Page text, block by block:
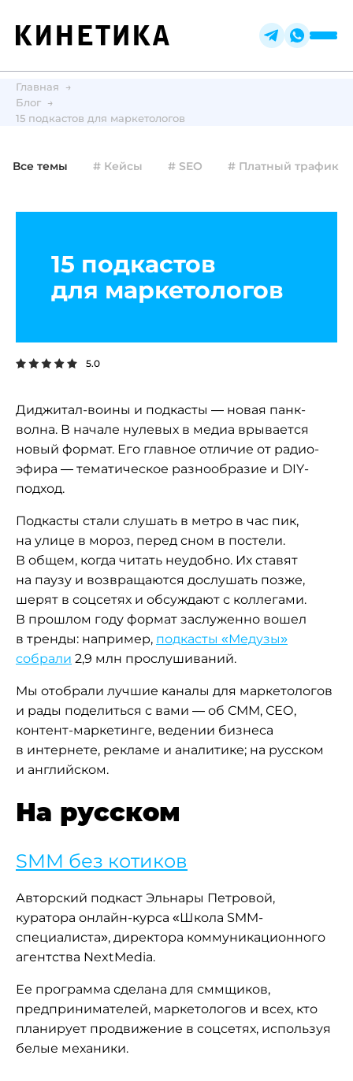
Главная
Блог
15 подкастов для маркетологов
Все темы # Кейсы # SEO # Платный трафик
15 подкастов
для маркетологов
5.0
Диджитал-воины и подкасты — новая панк-
волна. В начале нулевых в медиа врывается
новый формат. Его главное отличие от радио-
эфира — тематическое разнообразие и DIY-
подход.
Подкасты стали слушать в метро в час пик,
на улице в мороз, перед сном в постели.
В общем, когда читать неудобно. Их ставят
на паузу и возвращаются дослушать позже,
шерят в соцсетях и обсуждают с коллегами.
В прошлом году формат заслуженно вошел
в тренды: например, подкасты «Медузы»
собрали 2,9 млн прослушиваний.
Мы отобрали лучшие каналы для маркетологов
и рады поделиться с вами — об СММ, СЕО,
контент-маркетинге, ведении бизнеса
в интернете, рекламе и аналитике; на русском
и английском.
На русском
SMM без котиков
Авторский подкаст Эльнары Петровой,
куратора онлайн-курса «Школа SMM-
специалиста», директора коммуникационного
агентства NextMedia.
Ее программа сделана для сммщиков,
предпринимателей, маркетологов и всех, кто
планирует продвижение в соцсетях, используя
белые механики.